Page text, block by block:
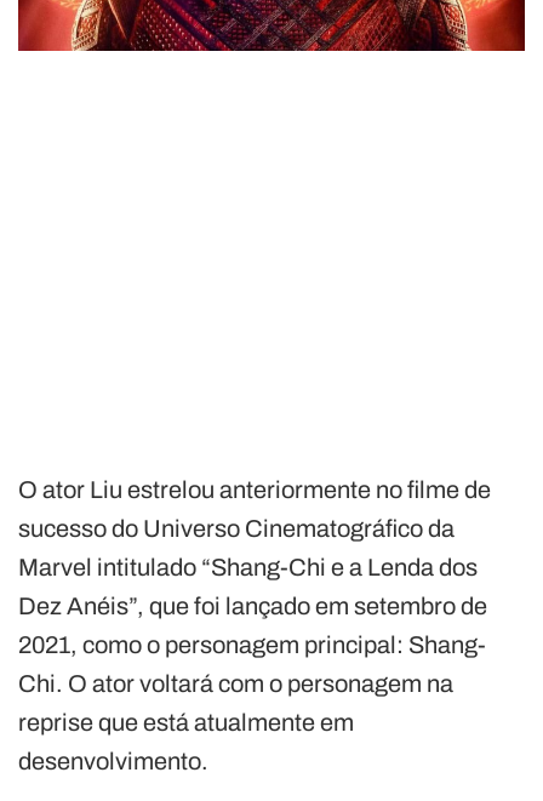
O ator Liu estrelou anteriormente no filme de
sucesso do Universo Cinematográfico da
Marvel intitulado “Shang-Chi e a Lenda dos
Dez Anéis”, que foi lançado em setembro de
2021, como o personagem principal: Shang-
Chi. O ator voltará com o personagem na
reprise que está atualmente em
desenvolvimento.